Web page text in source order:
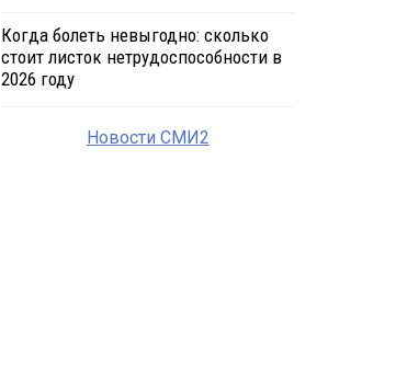
Когда болеть невыгодно: сколько
стоит листок нетрудоспособности в
2026 году
Новости СМИ2